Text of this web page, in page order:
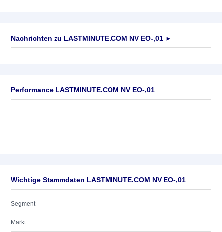
Nachrichten zu LASTMINUTE.COM NV EO-,01 ►
Performance LASTMINUTE.COM NV EO-,01
Wichtige Stammdaten LASTMINUTE.COM NV EO-,01
Segment
Markt